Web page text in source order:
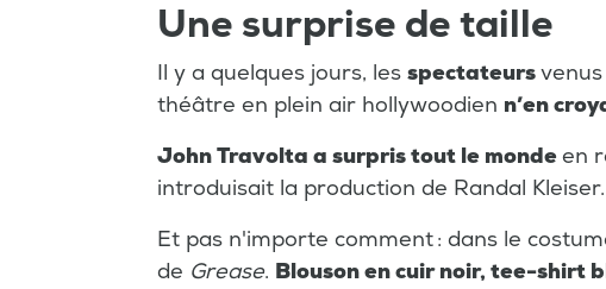
Une surprise de taille
Il y a quelques jours, les spectateurs
théâtre en plein air hollywoodien n’en
John Travolta a surpris tout le mondeen
introduisait la production de Randal Kleiser.
Et pas n'importe comment : dans le
de Grease. Blouson en cuir noir, tee-shirt